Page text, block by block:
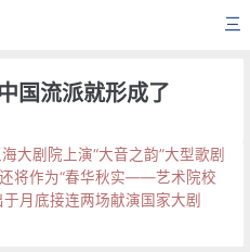
三
国流派就形成了
大剧院上演“大音之韵”大型歌剧
还将作为“春华秋实——艺术院校
月底接连两场献演国家大剧